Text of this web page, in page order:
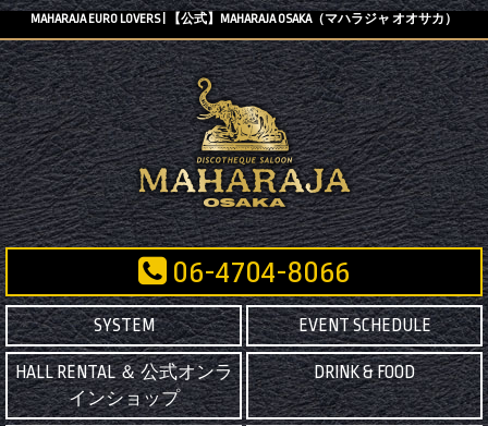
MAHARAJA EURO LOVERS | 【公式】MAHARAJA OSAKA（マハラジャ オオサカ）
06-4704-8066
SYSTEM EVENT SCHEDULE
HALL RENTAL ＆ 公式オンラ
インショップ
DRINK & FOOD